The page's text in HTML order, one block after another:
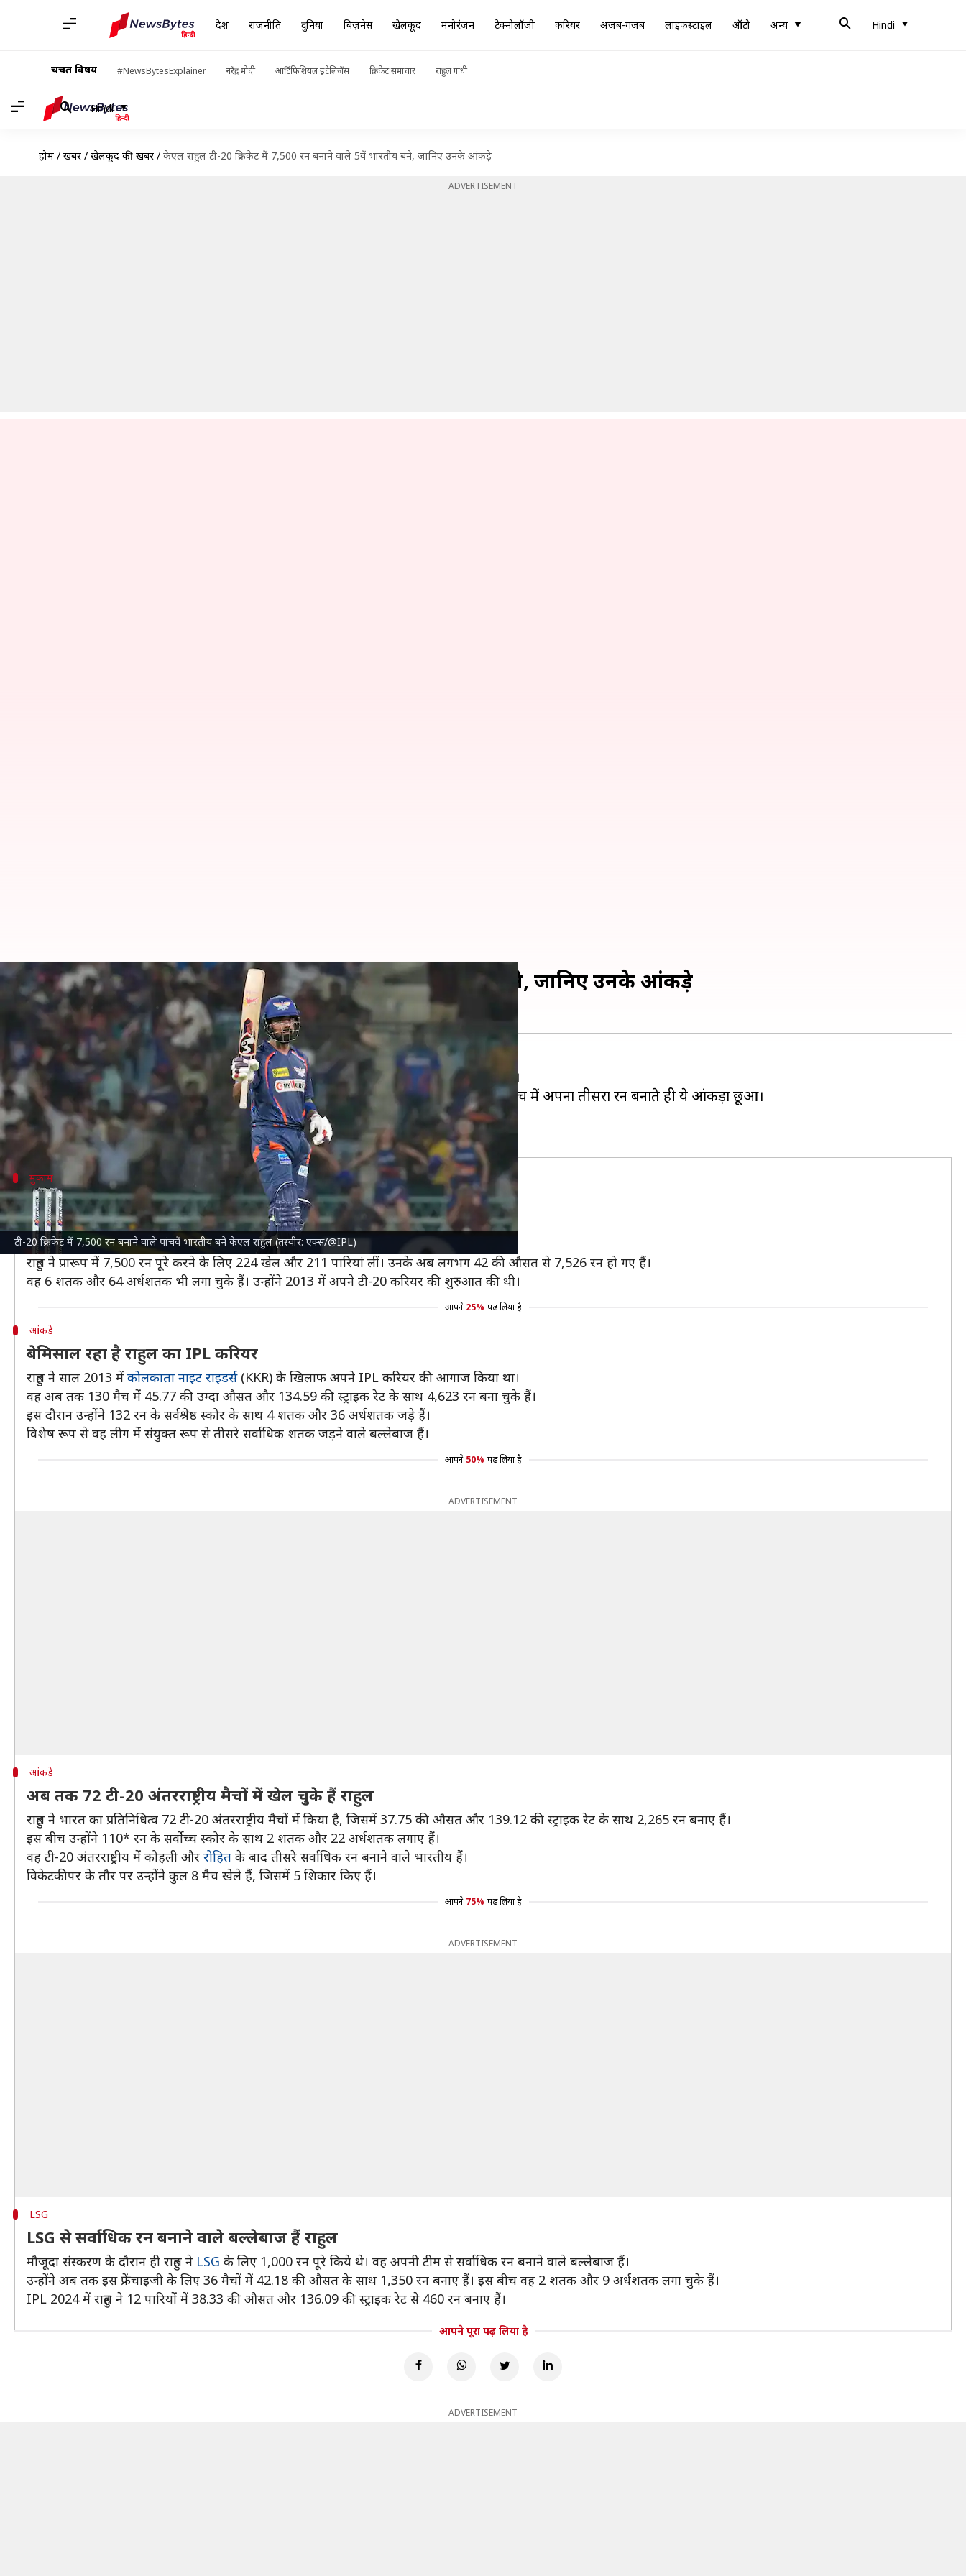
देश राजनीति दुनिया बिज़नेस खेलकूद मनोरंजन टेक्नोलॉजी करियर अजब-गजब लाइफस्टाइल ऑटो अन्य Hindi
चर्चित विषय #NewsBytesExplainer नरेंद्र मोदी आर्टिफिशियल इंटेलिजेंस क्रिकेट समाचार राहुल गांधी
Hindi
होम / खबरें / खेलकूद की खबरें / केएल राहुल टी-20 क्रिकेट में 7,500 रन बनाने वाले 5वें भारतीय बने, जानिए उनके आंकड़े
ADVERTISEMENT
टी-20 क्रिकेट में 7,500 रन बनाने वाले पांचवें भारतीय बने केएल राहुल (तस्वीर: एक्स/@IPL)
केएल राहुल टी-20 क्रिकेट में 7,500 रन बनाने वाले 5वें भारतीय बने, जानिए उनके आंकड़े
अंकित पसबोला May 08, 2024 09:10 pm
क्या है खबर?
लखनऊ सुपर जायंट्स (LSG) के कप्तान केएल राहुलने टी-20 प्रारूप में अपने 7,500 रन पूरे किए हैं।
उन्होंने
इंडियन प्रीमियर लीग (IPL) 2024
के 57वें मैच में सनराइजर्स हैदराबाद (SRH) के खिलाफ मैच में अपना तीसरा रन बनाते ही ये आंकड़ा छूआ।
वह इस मुकाबले में 33 गेंदों पर 1 चौके और 1 छक्के की मदद से 29 रन बनाकर आउट हो गए।
मुकाम
टी-20 क्रिकेट में 7,500 रन बनाने वाले 5वें भारतीय बने राहुल
राहुल अब टी-20 प्रारूप में 7500 रन बनाने वाले भारत के 5वें बल्लेबाज बने हैं।
वह अबविराट कोहली, रोहित शर्मा,सुरेश रैनाऔर शिखर धवन के क्लब में शामिल हुए हैं।
राहुल ने प्रारूप में 7,500 रन पूरे करने के लिए 224 खेल और 211 पारियां लीं। उनके अब लगभग 42 की औसत से 7,526 रन हो गए हैं।
वह 6 शतक और 64 अर्धशतक भी लगा चुके हैं। उन्होंने 2013 में अपने टी-20 करियर की शुरुआत की थी।
आपने 25% पढ़ लिया है
आंकड़े
बेमिसाल रहा है राहुल का IPL करियर
राहुल ने साल 2013 में कोलकाता नाइट राइडर्स(KKR) के खिलाफ अपने IPL करियर की आगाज किया था।
वह अब तक 130 मैच में 45.77 की उम्दा औसत और 134.59 की स्ट्राइक रेट के साथ 4,623 रन बना चुके हैं।
इस दौरान उन्होंने 132 रन के सर्वश्रेष्ठ स्कोर के साथ 4 शतक और 36 अर्धशतक जड़े हैं।
विशेष रूप से वह लीग में संयुक्त रूप से तीसरे सर्वाधिक शतक जड़ने वाले बल्लेबाज हैं।
आपने 50% पढ़ लिया है
ADVERTISEMENT
आंकड़े
अब तक 72 टी-20 अंतरराष्ट्रीय मैचों में खेल चुके हैं राहुल
राहुल ने भारत का प्रतिनिधित्व 72 टी-20 अंतरराष्ट्रीय मैचों में किया है, जिसमें 37.75 की औसत और 139.12 की स्ट्राइक रेट के साथ 2,265 रन बनाए हैं।
इस बीच उन्होंने 110* रन के सर्वोच्च स्कोर के साथ 2 शतक और 22 अर्धशतक लगाए हैं।
वह टी-20 अंतरराष्ट्रीय में कोहली और रोहित के बाद तीसरे सर्वाधिक रन बनाने वाले भारतीय हैं।
विकेटकीपर के तौर पर उन्होंने कुल 8 मैच खेले हैं, जिसमें 5 शिकार किए हैं।
आपने 75% पढ़ लिया है
ADVERTISEMENT
LSG
LSG से सर्वाधिक रन बनाने वाले बल्लेबाज हैं राहुल
मौजूदा संस्करण के दौरान ही राहुल ने LSG के लिए 1,000 रन पूरे किये थे। वह अपनी टीम से सर्वाधिक रन बनाने वाले बल्लेबाज हैं।
उन्होंने अब तक इस फ्रेंचाइजी के लिए 36 मैचों में 42.18 की औसत के साथ 1,350 रन बनाए हैं। इस बीच वह 2 शतक और 9 अर्धशतक लगा चुके हैं।
IPL 2024 में राहुल ने 12 पारियों में 38.33 की औसत और 136.09 की स्ट्राइक रेट से 460 रन बनाए हैं।
आपने पूरा पढ़ लिया है
ADVERTISEMENT